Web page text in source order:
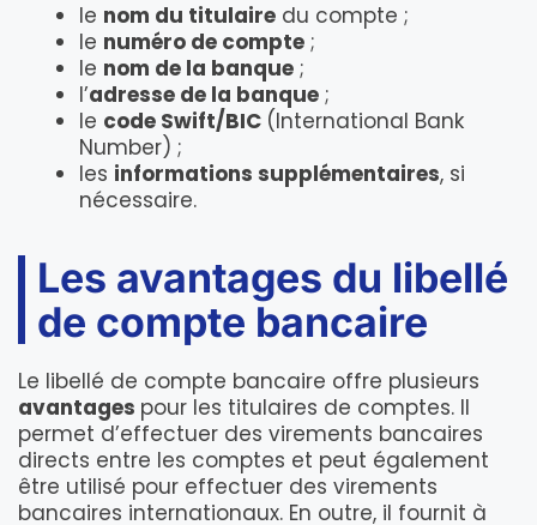
le nom du titulaire du compte ;
le numéro de compte ;
le nom de la banque ;
l’adresse de la banque ;
le code Swift/BIC (International Bank
Number) ;
les informations supplémentaires, si
nécessaire.
Les avantages du libellé
de compte bancaire
Le libellé de compte bancaire offre plusieurs
avantages pour les titulaires de comptes. Il
permet d’effectuer des virements bancaires
directs entre les comptes et peut également
être utilisé pour effectuer des virements
bancaires internationaux. En outre, il fournit à